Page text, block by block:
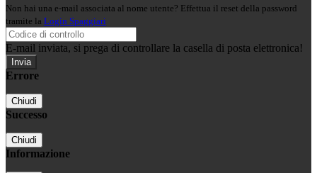
Non hai una e-mail associata al nome utente? Effettua il reset della password
tramite la Login Spaggiari
E-mail inviata, si prega di controllare la casella di posta elettronica!
Errore
Chiudi
Successo
Chiudi
Informazione